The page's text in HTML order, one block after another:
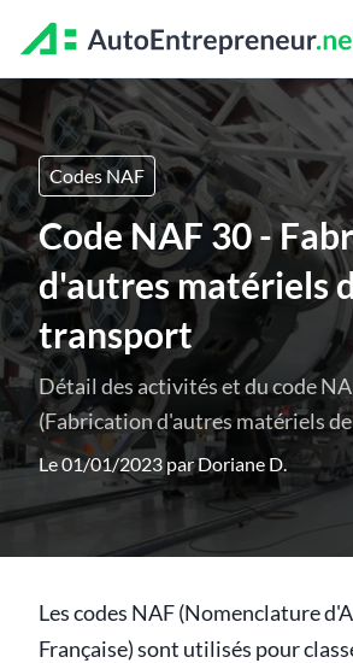
Codes NAF
Code NAF 30 -
d'autres matériels
transport
Détail des activités et du code
(Fabrication d'autres matériels
Le 01/01/2023 parDoriane D.
Les codes NAF (Nomenclature
Française) sont utilisés pour